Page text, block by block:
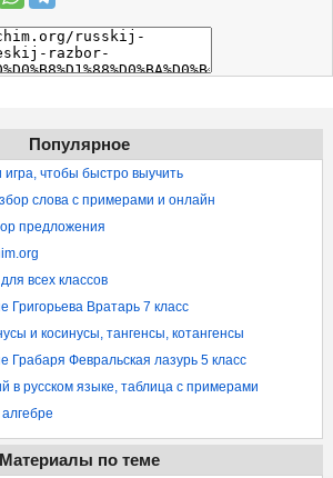
Популярное
чтобы быстро выучить
слова с примерами и онлайн
предложения
всех классов
Григорьева Вратарь 7 класс
и косинусы, тангенсы, котангенсы
Грабаря Февральская лазурь 5 класс
в русском языке, таблица с примерами
Материалы по теме